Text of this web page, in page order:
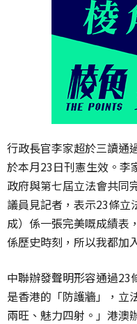
行政長官李家超於三讀通
於本月23日刊憲生效。李
政府與第七屆立法會共同
議員見記者，表示23條立
成）係一張完美嘅成績表
係歷史時刻，所以我都加
中聯辦發聲明形容通過23
是香港的「防護牆」，立
兩旺、魅力四射。」港澳